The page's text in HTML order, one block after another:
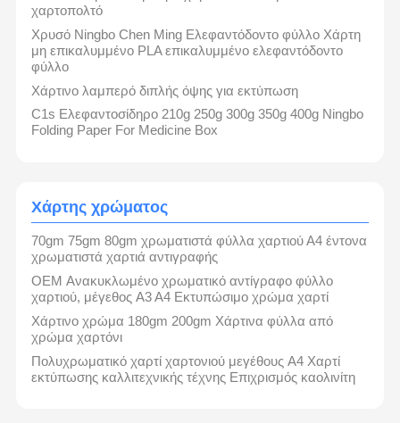
χαρτοπολτό
Χρυσό Ningbo Chen Ming Ελεφαντόδοντο φύλλο Χάρτη
μη επικαλυμμένο PLA επικαλυμμένο ελεφαντόδοντο
φύλλο
Χάρτινο λαμπερό διπλής όψης για εκτύπωση
C1s Ελεφαντοσίδηρο 210g 250g 300g 350g 400g Ningbo
Folding Paper For Medicine Box
Χάρτης χρώματος
70gm 75gm 80gm χρωματιστά φύλλα χαρτιού Α4 έντονα
χρωματιστά χαρτιά αντιγραφής
OEM Ανακυκλωμένο χρωματικό αντίγραφο φύλλο
χαρτιού, μέγεθος A3 A4 Εκτυπώσιμο χρώμα χαρτί
Χάρτινο χρώμα 180gm 200gm Χάρτινα φύλλα από
χρώμα χαρτόνι
Πολυχρωματικό χαρτί χαρτονιού μεγέθους A4 Χαρτί
εκτύπωσης καλλιτεχνικής τέχνης Επιχρισμός καολινίτη